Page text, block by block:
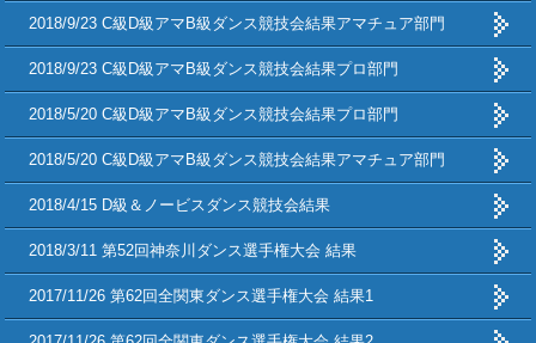
2018/9/23 C級D級アマB級ダンス競技会結果アマチュア部門
2018/9/23 C級D級アマB級ダンス競技会結果プロ部門
2018/5/20 C級D級アマB級ダンス競技会結果プロ部門
2018/5/20 C級D級アマB級ダンス競技会結果アマチュア部門
2018/4/15 D級＆ノービスダンス競技会結果
2018/3/11 第52回神奈川ダンス選手権大会 結果
2017/11/26 第62回全関東ダンス選手権大会 結果1